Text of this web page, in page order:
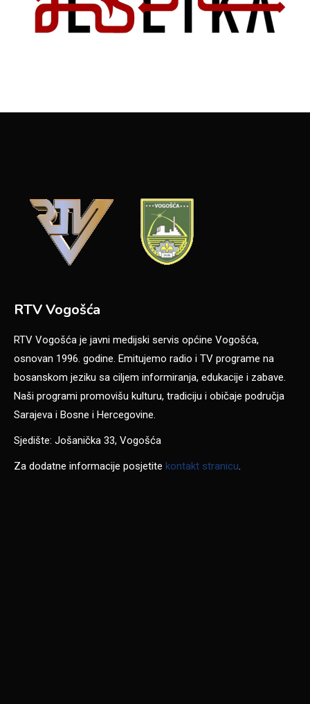
RTV Vogošća
RTV Vogošća je javni medijski servis općine Vogošća,
osnovan 1996. godine. Emitujemo radio i TV programe na
bosanskom jeziku sa ciljem informiranja, edukacije i zabave.
Naši programi promovišu kulturu, tradiciju i običaje područja
Sarajeva i Bosne i Hercegovine.
Sjedište: Jošanička 33, Vogošća
Za dodatne informacije posjetite kontakt stranicu.